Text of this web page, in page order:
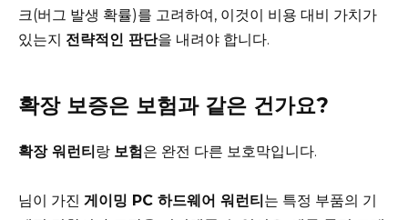
크(버그 발생 확률)를 고려하여, 이것이 비용 대비 가치가
있는지 전략적인 판단을 내려야 합니다.
확장 보증은 보험과 같은 건가요?
확장 워런티랑 보험은 완전 다른 보호막입니다.
님이 가진 게이밍 PC 하드웨어 워런티는 특정 부품의 기